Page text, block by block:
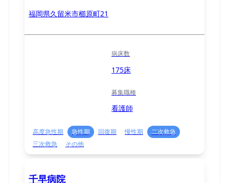
福岡県久留米市櫛原町21
病床数
175床
募集職種
看護師
高度急性期 急性期 回復期 慢性期
二次救急
三次救急
その他
千早病院